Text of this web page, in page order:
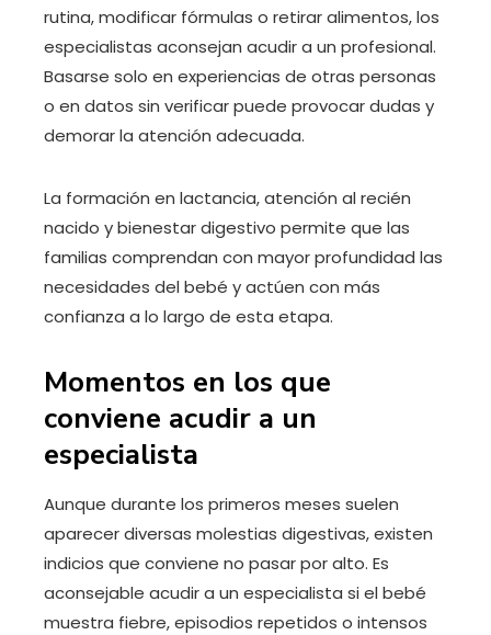
rutina, modificar fórmulas o retirar alimentos, los
especialistas aconsejan acudir a un profesional.
Basarse solo en experiencias de otras personas
o en datos sin verificar puede provocar dudas y
demorar la atención adecuada.
La formación en lactancia, atención al recién
nacido y bienestar digestivo permite que las
familias comprendan con mayor profundidad las
necesidades del bebé y actúen con más
confianza a lo largo de esta etapa.
Momentos en los que
conviene acudir a un
especialista
Aunque durante los primeros meses suelen
aparecer diversas molestias digestivas, existen
indicios que conviene no pasar por alto. Es
aconsejable acudir a un especialista si el bebé
muestra fiebre, episodios repetidos o intensos